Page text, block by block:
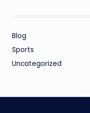
Blog
Sports
Uncategorized